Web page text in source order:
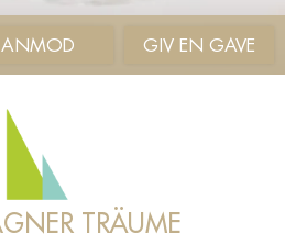
ANMOD GIV EN GAVE
TRÄUME